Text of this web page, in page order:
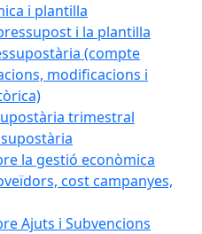
i plantilla
i la plantilla
(compte
modificacions i
trimestral
la gestió econòmica
cost campanyes,
Ajuts i Subvencions